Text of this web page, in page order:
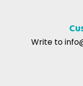
Write to